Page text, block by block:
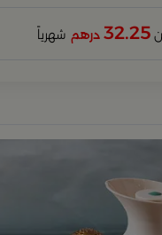
32.25 درهم شهرياً